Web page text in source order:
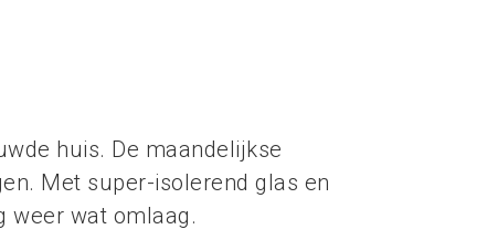
huis. De maandelijkse
Met super-isolerend glas en
weer wat omlaag.